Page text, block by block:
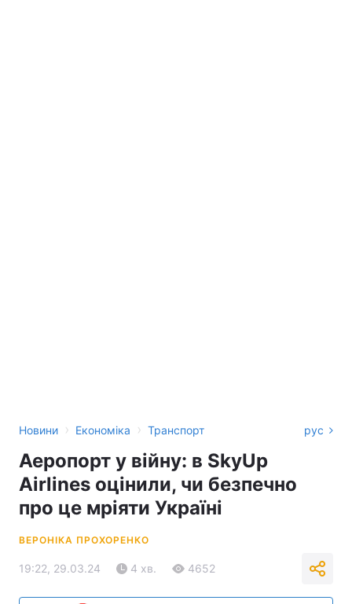
Новини › Економіка › Транспорт рус
Аеропорт у війну: в SkyUp
Airlines оцінили, чи безпечно
про це мріяти Україні
ВЕРОНІКА ПРОХОРЕНКО
19:22, 29.03.24 4 хв. 4652